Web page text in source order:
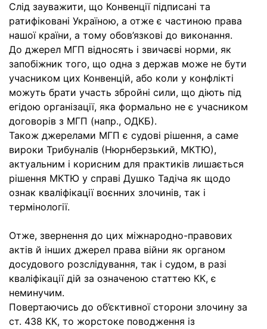
Слід зауважити, що Конвенції підписані та
ратифіковані Україною, а отже є частиною права
нашої країни, а тому обов’язкові до виконання.
До джерел МГП відносять і звичаєві норми, як
запобіжник того, що одна з держав може не бути
учасником цих Конвенцій, або коли у конфлікті
можуть брати участь збройні сили, що діють під
егідою організації, яка формально не є учасником
договорів з МГП (напр., ОДКБ).
Також джерелами МГП є судові рішення, а саме
вироки Трибуналів (Нюрнберзький, МКТЮ),
актуальним і корисним для практиків лишається
рішення МКТЮ у справі Душко Тадіча як щодо
ознак кваліфікації воєнних злочинів, так і
термінології.
Отже, звернення до цих міжнародно-правових
актів й інших джерел права війни як органом
досудового розслідування, так і судом, в разі
кваліфікації дій за означеною статтею КК, є
неминучим.
Повертаючись до об’єктивної сторони злочину за
ст. 438 КК, то жорстоке поводження із